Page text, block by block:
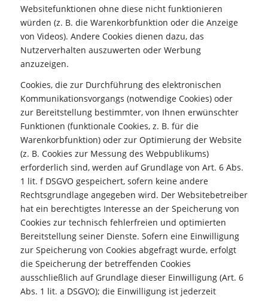
Websitefunktionen ohne diese nicht funktionieren
würden (z. B. die Warenkorbfunktion oder die Anzeige
von Videos). Andere Cookies dienen dazu, das
Nutzerverhalten auszuwerten oder Werbung
anzuzeigen.
Cookies, die zur Durchführung des elektronischen
Kommunikationsvorgangs (notwendige Cookies) oder
zur Bereitstellung bestimmter, von Ihnen erwünschter
Funktionen (funktionale Cookies, z. B. für die
Warenkorbfunktion) oder zur Optimierung der Website
(z. B. Cookies zur Messung des Webpublikums)
erforderlich sind, werden auf Grundlage von Art. 6 Abs.
1 lit. f DSGVO gespeichert, sofern keine andere
Rechtsgrundlage angegeben wird. Der Websitebetreiber
hat ein berechtigtes Interesse an der Speicherung von
Cookies zur technisch fehlerfreien und optimierten
Bereitstellung seiner Dienste. Sofern eine Einwilligung
zur Speicherung von Cookies abgefragt wurde, erfolgt
die Speicherung der betreffenden Cookies
ausschließlich auf Grundlage dieser Einwilligung (Art. 6
Abs. 1 lit. a DSGVO); die Einwilligung ist jederzeit